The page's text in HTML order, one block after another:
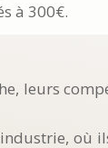
à 300€.
leurs
où